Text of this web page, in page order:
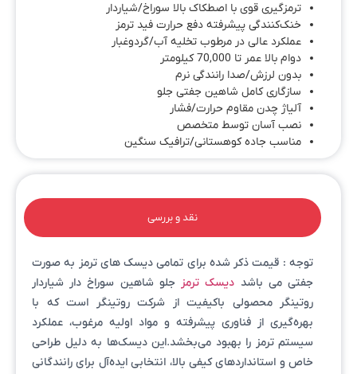
ترمزگیری قوی با اصطکاک بالا سوراخ/شیاردار
خنک‌کنندگی پیشرفته دفع حرارت فید ترمز
عملکرد عالی در مرطوب تخلیه آب/گردوغبار
دوام بالا عمر تا 70,000 کیلومتر
بدون لرزش/صدا رانندگی نرم
سازگاری کامل شاهین جفتی جلو
آلیاژ چدن مقاوم حرارت/فشار
نصب آسان توسط متخصص
مناسب جاده کوهستانی/ترافیک سنگین
نقد و بررسی
توجه : قیمت ذکر شده برای تمامی دیسک های ترمز به صورت
جفتی می باشد دیسک ترمز جلو شاهین سوراخ دار شیاردار
روتینگر محصولی باکیفیت از شرکت روتینگر است که با
بهره‌گیری از فناوری پیشرفته و مواد اولیه مرغوب، عملکرد
سیستم ترمز را بهبود می‌بخشد.این دیسک‌ها به دلیل طراحی
خاص و استانداردهای کیفی بالا، انتخابی ایده‌آل برای رانندگانی